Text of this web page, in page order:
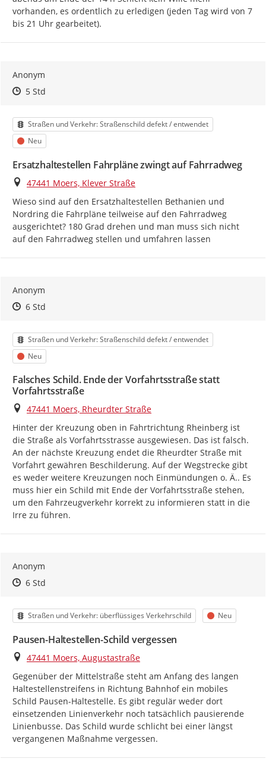
vorhanden, es ordentlich zu erledigen (jeden Tag wird von 7
bis 21 Uhr gearbeitet).
Anonym
Zeitpunkt des Erstellens
Zeitpunkt des Erstellens
5 StdZur Äußerung
Kategorie
Straßen und Verkehr: Straßenschild defekt / entwendet
Status
Neu
Ersatzhaltestellen Fahrpläne zwingt auf Fahrradweg
Ort
47441 Moers, Klever Straße
Wieso sind auf den Ersatzhaltestellen Bethanien und
Nordring die Fahrpläne teilweise auf den Fahrradweg
ausgerichtet? 180 Grad drehen und man muss sich nicht
auf den Fahrradweg stellen und umfahren lassen
Anonym
Zeitpunkt des Erstellens
Zeitpunkt des Erstellens
6 StdZur Äußerung
Kategorie
Straßen und Verkehr: Straßenschild defekt / entwendet
Status
Neu
Falsches Schild. Ende der Vorfahrtsstraße statt
Vorfahrtsstraße
Ort
47441 Moers, Rheurdter Straße
Hinter der Kreuzung oben in Fahrtrichtung Rheinberg ist
die Straße als Vorfahrtsstrasse ausgewiesen. Das ist falsch.
An der nächste Kreuzung endet die Rheurdter Straße mit
Vorfahrt gewähren Beschilderung. Auf der Wegstrecke gibt
es weder weitere Kreuzungen noch Einmündungen o. Ä.. Es
muss hier ein Schild mit Ende der Vorfahrtsstraße stehen,
um den Fahrzeugverkehr korrekt zu informieren statt in die
Irre zu führen.
Anonym
Zeitpunkt des Erstellens
Zeitpunkt des Erstellens
6 StdZur Äußerung
Kategorie
Straßen und Verkehr: überflüssiges Verkehrschild Status
Neu
Pausen-Haltestellen-Schild vergessen
Ort
47441 Moers, Augustastraße
Gegenüber der Mittelstraße steht am Anfang des langen
Haltestellenstreifens in Richtung Bahnhof ein mobiles
Schild Pausen-Haltestelle. Es gibt regulär weder dort
einsetzenden Linienverkehr noch tatsächlich pausierende
Linienbusse. Das Schild wurde schlicht bei einer längst
vergangenen Maßnahme vergessen.